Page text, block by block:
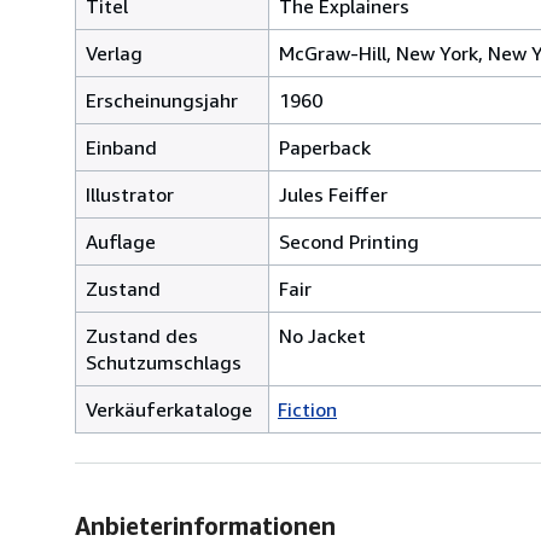
Titel
The Explainers
Verlag
McGraw-Hill, New York, New
Erscheinungsjahr
1960
Einband
Paperback
Illustrator
Jules Feiffer
Auflage
Second Printing
Zustand
Fair
Zustand des
Schutzumschlags
No Jacket
Verkäuferkataloge Fiction
Anbieterinformationen